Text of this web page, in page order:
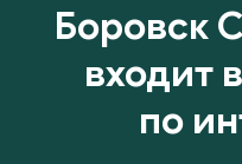
Боровск
входит
по